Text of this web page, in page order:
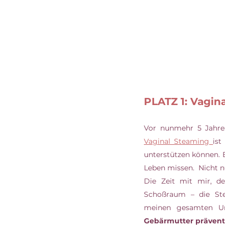
PLATZ 1:
Vaginal Steaming ist
unterstützen können.
Leben missen.  Nicht
Die Zeit mit mir,
Schoßraum – die
Gebärmutter